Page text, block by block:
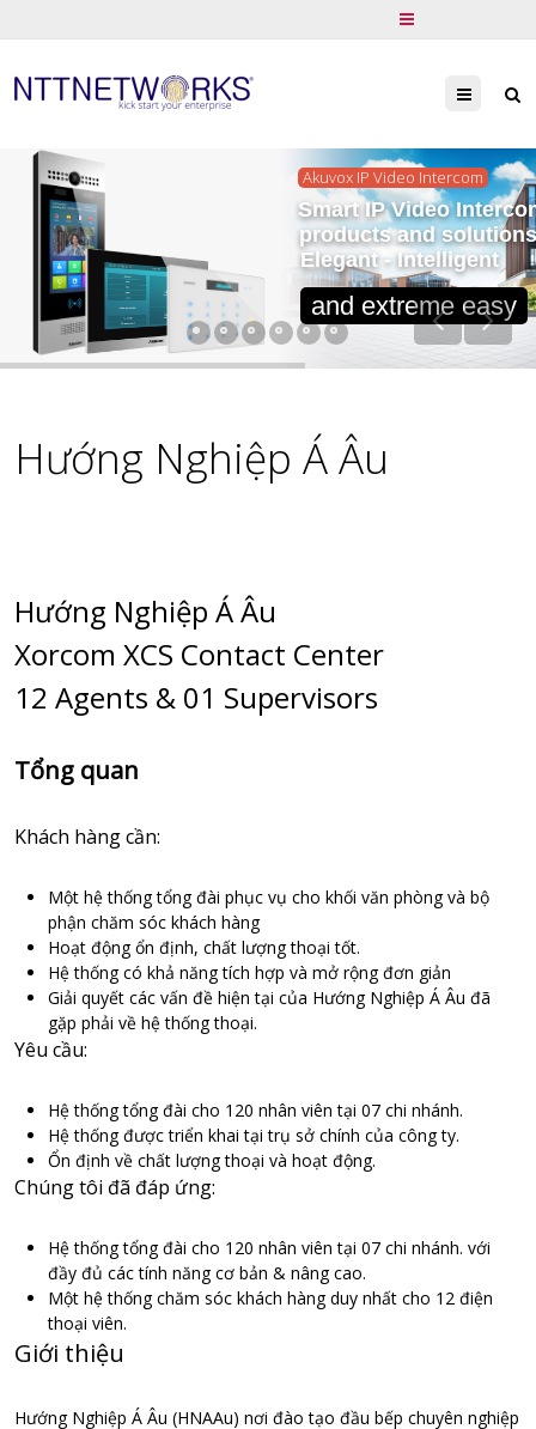
Menu
Akuvox IP Video Intercom
Smart IP Video
products and solutions
Elegant - Intelligent
and extreme easy
Hướng Nghiệp Á Âu
Hướng Nghiệp Á Âu
Xorcom XCS Contact Center
12 Agents & 01 Supervisors
Tổng quan
Khách hàng cần:
Một hệ thống tổng đài phục vụ cho khối văn phòng và bộ
phận chăm sóc khách hàng
Hoạt động ổn định, chất lượng thoại tốt.
Hệ thống có khả năng tích hợp và mở rộng đơn giản
Giải quyết các vấn đề hiện tại của Hướng Nghiệp Á Âu đã
gặp phải về hệ thống thoại.
Yêu cầu:
Hệ thống tổng đài cho 120 nhân viên tại 07 chi nhánh.
Hệ thống được triển khai tại trụ sở chính của công ty.
Ổn định về chất lượng thoại và hoạt động.
Chúng tôi đã đáp ứng:
Hệ thống tổng đài cho 120 nhân viên tại 07 chi nhánh. với
đầy đủ các tính năng cơ bản & nâng cao.
Một hệ thống chăm sóc khách hàng duy nhất cho 12 điện
thoại viên.
Giới thiệu
Hướng Nghiệp Á Âu (HNAAu) nơi đào tạo đầu bếp chuyên nghiệp